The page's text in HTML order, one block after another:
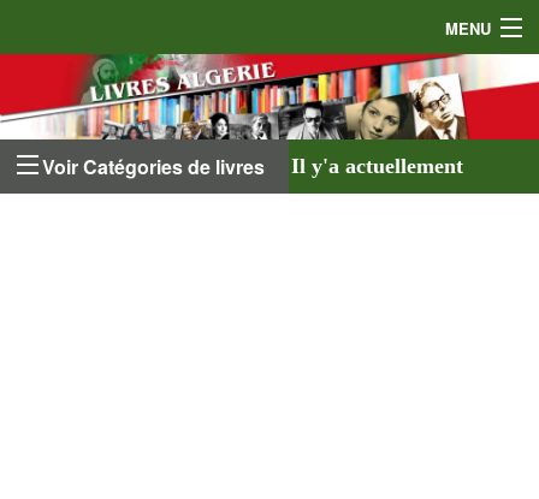
MENU
Accueil
Auteurs
Voir Catégories de livres Il y'a actuellement